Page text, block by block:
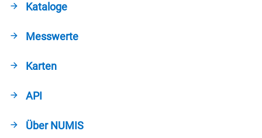
Kataloge
Messwerte
Karten
API
Über NUMIS